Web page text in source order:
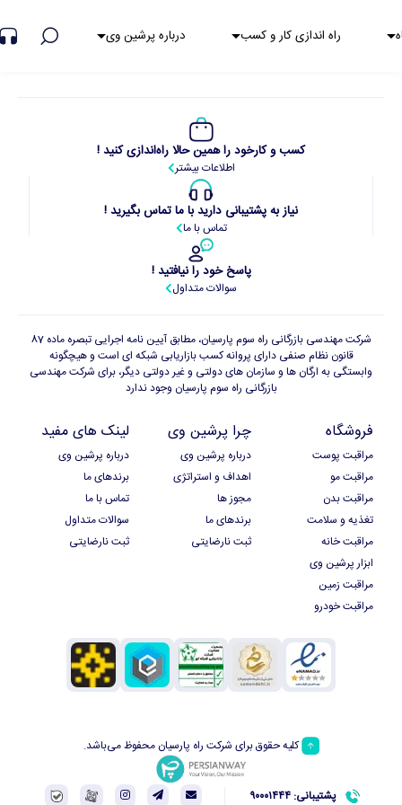
راه اندازی کار و کسب درباره پرشین وی
کسب و کارخود را همین حالا راه‌اندازی کنید !
اطلاعات بیشتر
نیاز به پشتیبانی دارید با ما تماس بگیرید !
تماس با ما
پاسخ خود را نیافتید !
سوالات متداول
شرکت مهندسی بازرگانی راه سوم پارسیان، مطابق آیین نامه اجرایی تبصره ماده 87
قانون نظام صنفی دارای پروانه کسب بازاریابی شبکه ای است و هیچگونه
وابستگی به ارگان ها و سازمان های دولتی و غیر دولتی دیگر، برای شرکت مهندسی
بازرگانی راه سوم پارسیان وجود ندارد
فروشگاه
مراقبت پوست
مراقبت مو
مراقبت بدن
تغذیه و سلامت
مراقبت خانه
ابزار پرشین وی
مراقبت زمین
مراقبت خودرو
چرا پرشین وی
درباره پرشین وی
اهداف و استراتژی
مجوز ها
برندهای ما
ثبت نارضایتی
لینک های مفید
درباره پرشین وی
برندهای ما
تماس با ما
سوالات متداول
ثبت نارضایتی
کلیه حقوق برای شرکت راه پارسیان محفوظ می‌باشد.
پشتیبانی: ۹۰۰۰۱۴۴۴